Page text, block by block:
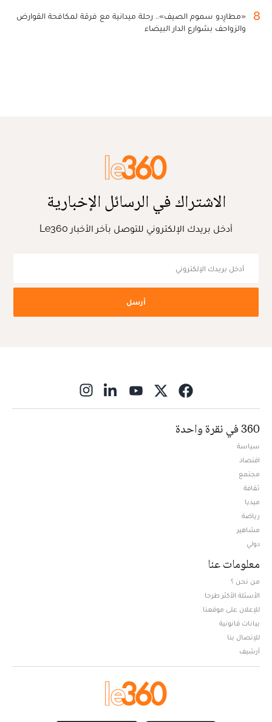
8
«مطارِدو سموم الصيف».. رحلة ميدانية مع فرقة لمكافحة القوارض
والزواحف بشوارع الدار البيضاء
الاشتراك في الرسائل الإخبارية
أدخل بريدك الإلكتروني للتوصل بآخر الأخبار Le360
أرسل
360 في نقرة واحدة
سياسة
اقتصاد
مجتمع
ثقافة
ميديا
رياضة
مشاهير
دولي
معلومات عنا
من نحن ؟
الأسئلة الأكثر طرحا
للإعلان على موقعنا
بيانات قانونية
للإتصال بنا
أرشيف